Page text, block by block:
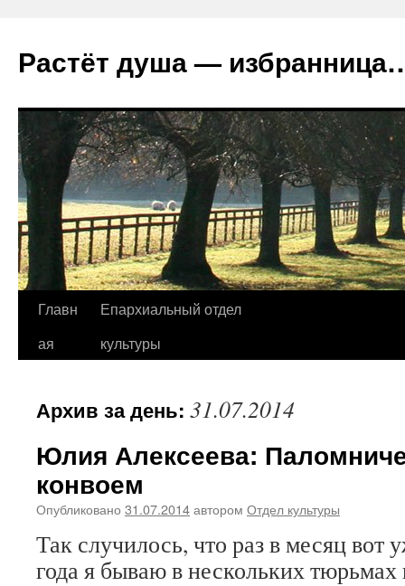
Растёт душа —
Перейти
Главн
ая
Епархиальный отдел
культуры
Архив за день: 31.07.2014
Юлия Алексеева:
конвоем
Опубликовано 31.07.2014автором Отдел культуры
Так случилось, что раз в месяц вот
года я бываю в нескольких